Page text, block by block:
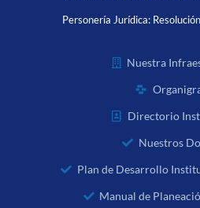
Personería Jurídica:
Nuestra
Directorio
Nuestros
Plan de Desarrollo
Manual de